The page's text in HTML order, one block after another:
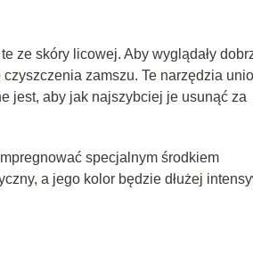
ze skóry licowej. Aby wyglądały
zamszu. Te narzędzia
jest, aby jak najszybciej je usunąć za
specjalnym środkiem
a jego kolor będzie dłużej